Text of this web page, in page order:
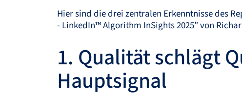
Hier sind die drei zentralen Erkenntnisse des
- LinkedIn™ Algorithm InSights 2025” von
1. Qualität schlägt
Hauptsignal